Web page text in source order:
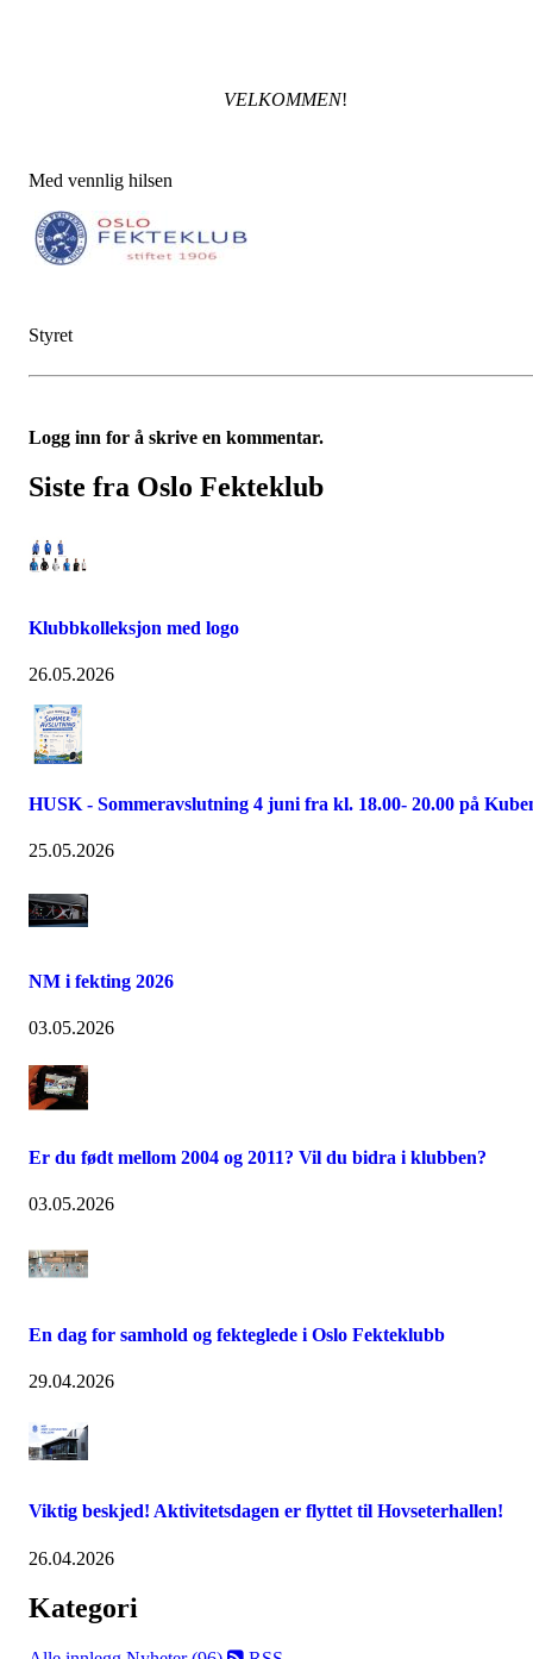
VELKOMMEN!
Med vennlig hilsen
Styret
Logg inn for å skrive en kommentar.
Siste fra Oslo Fekteklub
Klubbkolleksjon med logo
26.05.2026
HUSK - Sommeravslutning 4 juni fra kl. 18.00- 20.00 på
25.05.2026
NM i fekting 2026
03.05.2026
Er du født mellom 2004 og 2011? Vil du bidra i klubben?
03.05.2026
En dag for samhold og fekteglede i Oslo Fekteklubb
29.04.2026
Viktig beskjed! Aktivitetsdagen er flyttet til Hovseterhallen!
26.04.2026
Kategori